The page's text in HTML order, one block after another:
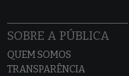
SOBRE A PÚBLICA
QUEM SOMOS
TRANSPARÊNCIA